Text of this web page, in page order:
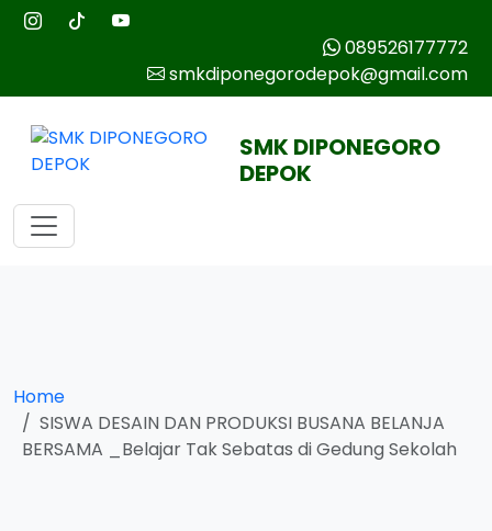
089526177772
smkdiponegorodepok@gmail.com
SMK DIPONEGORO
DEPOK
Home
SISWA DESAIN DAN PRODUKSI BUSANA BELANJA
BERSAMA _Belajar Tak Sebatas di Gedung Sekolah